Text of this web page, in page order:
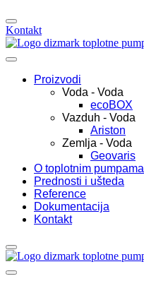
Kontakt
Proizvodi
Voda - Voda
ecoBOX
Vazduh - Voda
Ariston
Zemlja - Voda
Geovaris
O toplotnim pumpama
Prednosti i ušteda
Reference
Dokumentacija
Kontakt